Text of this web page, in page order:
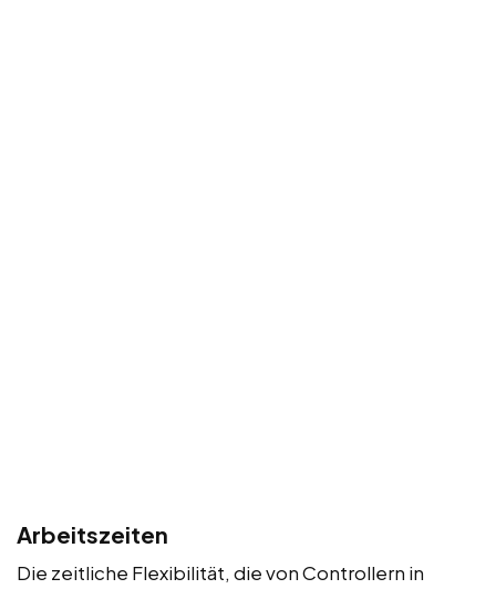
Arbeitszeiten
Die zeitliche Flexibilität, die von Controllern in